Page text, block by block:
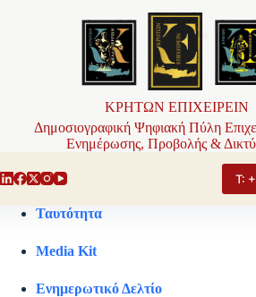
ΚΡΗΤΩΝ ΕΠΙΧΕΙΡΕΙΝ
Δημοσιογραφική Ψηφιακή Πύλη
Ενημέρωσης, Προβολής &
Τ:
Ταυτότητα
Media Kit
Ενημερωτικό Δελτίο